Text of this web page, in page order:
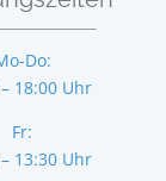
Do:
18:00 Uhr
Fr:
13:30 Uhr